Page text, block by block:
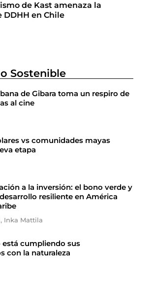
de Kast amenaza la
DDHH en Chile
Sostenible
de Gibara toma un respiro de
al cine
vs comunidades mayas
etapa
a la inversión: el bono verde y
resiliente en América
Inka Mattila
está cumpliendo sus
con la naturaleza